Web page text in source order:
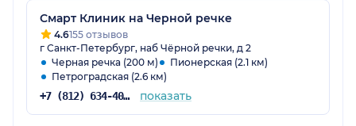
Смарт Клиник на Черной речке
4.6155 отзывов
г Санкт-Петербург, наб Чёрной речки, д 2
Черная речка (200 м)
Пионерская (2.1 км)
Петроградская (2.6 км)
+7 (812) 634-40-46 показать